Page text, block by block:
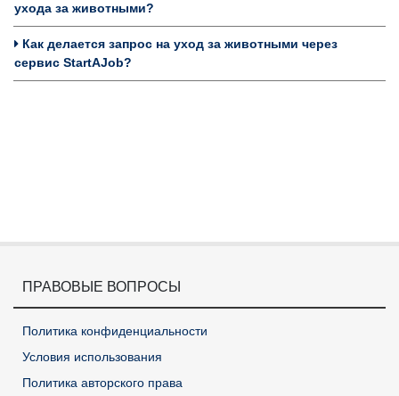
ухода за животными?
Как делается запрос на уход за животными через
сервис StartAJob?
ПРАВОВЫЕ ВОПРОСЫ
Политика конфиденциальности
Условия использования
Политика авторского права